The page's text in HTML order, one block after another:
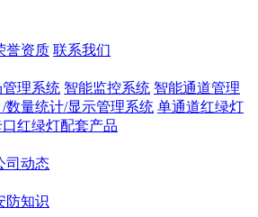
誉资质 联系我们
理系统 智能监控系统 智能通道管理
数量统计/显示管理系统 单通道红绿灯
红绿灯配套产品
司动态
防知识